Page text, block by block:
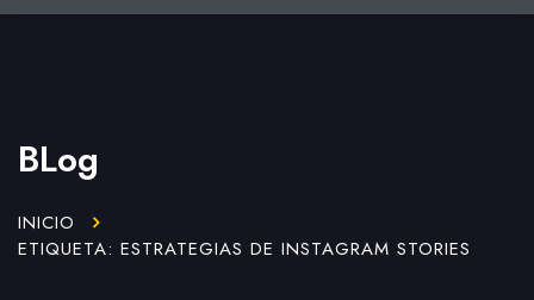
BLog
INICIO
ETIQUETA: ESTRATEGIAS DE INSTAGRAM STORIES